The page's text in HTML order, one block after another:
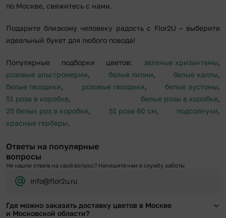
по Москве, свяжитесь с нами.
Подарите близкому человеку радость с Flor2U – выберите
идеальный букет для любого повода!
Популярные подборки цветов: зеленые хризантемы,
розовые альстромерии, белые лилии, белые каллы,
белые гвоздики, розовые гвоздики, белые эустомы,
51 роза в коробке, белые розы в коробке,
25 белых роз в коробке, 51 роза 60 см, подсолнухи,
красные герберы.
Ответы на популярные
вопросы
Не нашли ответа на свой вопрос? Напишите нам в службу заботы
info@flor2u.ru
Где можно заказать доставку цветов в Москве
и Московской области?